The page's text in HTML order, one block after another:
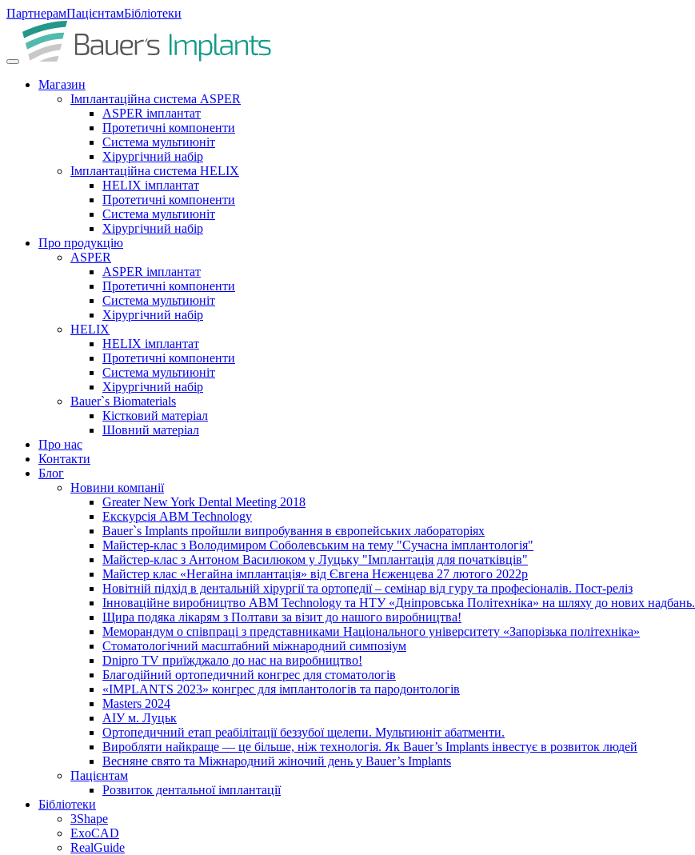
ПартнерамПацієнтамБібліотеки
Магазин
Імплантаційна система ASPER
ASPER імплантат
Протетичні компоненти
Система мультиюніт
Хірургічний набір
Імплантаційна система HELIX
HELIX імплантат
Протетичні компоненти
Система мультиюніт
Хірургічний набір
Про продукцію
ASPER
ASPER імплантат
Протетичні компоненти
Система мультиюніт
Хірургічний набір
HELIX
HELIX імплантат
Протетичні компоненти
Система мультиюніт
Хірургічний набір
Bauer`s Biomaterials
Кістковий матеріал
Шовний матеріал
Про нас
Контакти
Блог
Новини компанії
Greater New York Dental Meeting 2018
Екскурсія ABM Technology
Bauer`s Implants пройшли випробування в європейських лабораторіях
Майстер-клас з Володимиром Соболевським на тему "Сучасна імплантологія"
Майстер-клас з Антоном Василюком у Луцьку "Імплантація для початківців"
Майстер клас «Негайна імплантація» від Євгена Нєженцева 27 лютого 2022р
Новітній підхід в дентальній хірургії та ортопедії – семінар від гуру та професіоналів. Пост-реліз
Інноваційне виробництво ABM Technology та НТУ «Дніпровська Політехніка» на шляху до нових надбань.
Щира подяка лікарям з Полтави за візит до нашого виробництва!
Меморандум о співпраці з представниками Національного університету «Запорізька політехніка»
Стоматологічний масштабний міжнародний симпозіум
Dnipro TV приїжджало до нас на виробництво!
Благодійний ортопедичний конгрес для стоматологів
«IMPLANTS 2023» конгрес для імплантологів та пародонтологів
Masters 2024
АІУ м. Луцьк
Ортопедичний етап реабілітації беззубої щелепи. Мультиюніт абатменти.
Виробляти найкраще — це більше, ніж технологія. Як Bauer’s Implants інвестує в розвиток людей
Весняне свято та Міжнародний жіночий день у Bauer’s Implants
Пацієнтам
Розвиток дентальної імплантації
Бібліотеки
3Shape
ExoCAD
RealGuide